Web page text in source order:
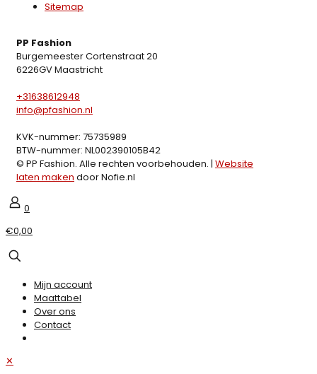
Sitemap
PP Fashion
Burgemeester Cortenstraat 20
6226GV Maastricht
+31638612948
info@pfashion.nl
KVK-nummer: 75735989
BTW-nummer: NL002390105B42
© PP Fashion. Alle rechten voorbehouden. | Website
laten maken door Nofie.nl
0
€0,00
Mijn account
Maattabel
Over ons
Contact
✕